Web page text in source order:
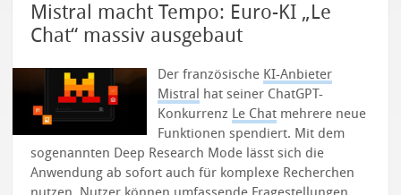
Mistral macht Tempo: Euro-KI „Le
Chat“ massiv ausgebaut
Der französische KI-Anbieter
Mistral hat seiner ChatGPT-
Konkurrenz Le Chat mehrere neue
Funktionen spendiert. Mit dem
sogenannten Deep Research Mode lässt sich die
Anwendung ab sofort auch für komplexe Recherchen